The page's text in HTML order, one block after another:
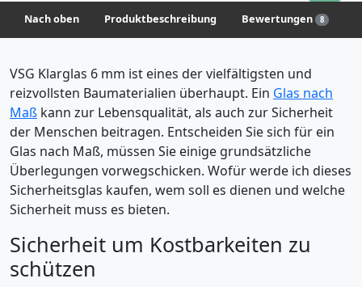
Nach oben Produktbeschreibung Bewertungen 8
VSG Klarglas 6 mm ist eines der vielfältigsten und
reizvollsten Baumaterialien überhaupt. Ein Glas nach
Maß kann zur Lebensqualität, als auch zur Sicherheit
der Menschen beitragen. Entscheiden Sie sich für ein
Glas nach Maß, müssen Sie einige grundsätzliche
Überlegungen vorwegschicken. Wofür werde ich dieses
Sicherheitsglas kaufen, wem soll es dienen und welche
Sicherheit muss es bieten.
Sicherheit um Kostbarkeiten zu
schützen